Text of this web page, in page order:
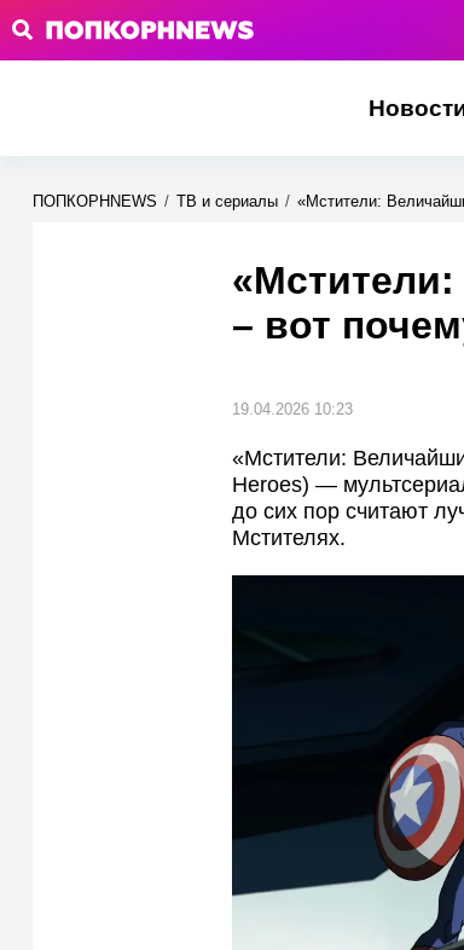
ПОПКОРНNEWS / ТВ и сериалы / «Мстители:
– вот
19.04.2026 10:23
«Мстители:
Heroes) —
до сих пор считают
Мстителях.